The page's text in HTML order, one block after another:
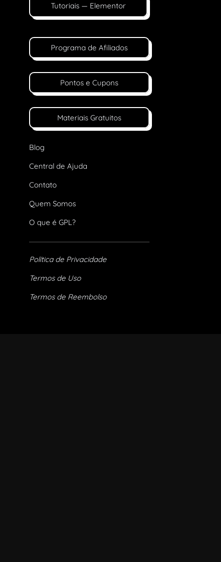
Tutoriais — Elementor
Programa de Afiliados
Pontos e Cupons
Materiais Gratuitos
Blog
Central de Ajuda
Contato
Quem Somos
O que é GPL?
Política de Privacidade
Termos de Uso
Termos de Reembolso